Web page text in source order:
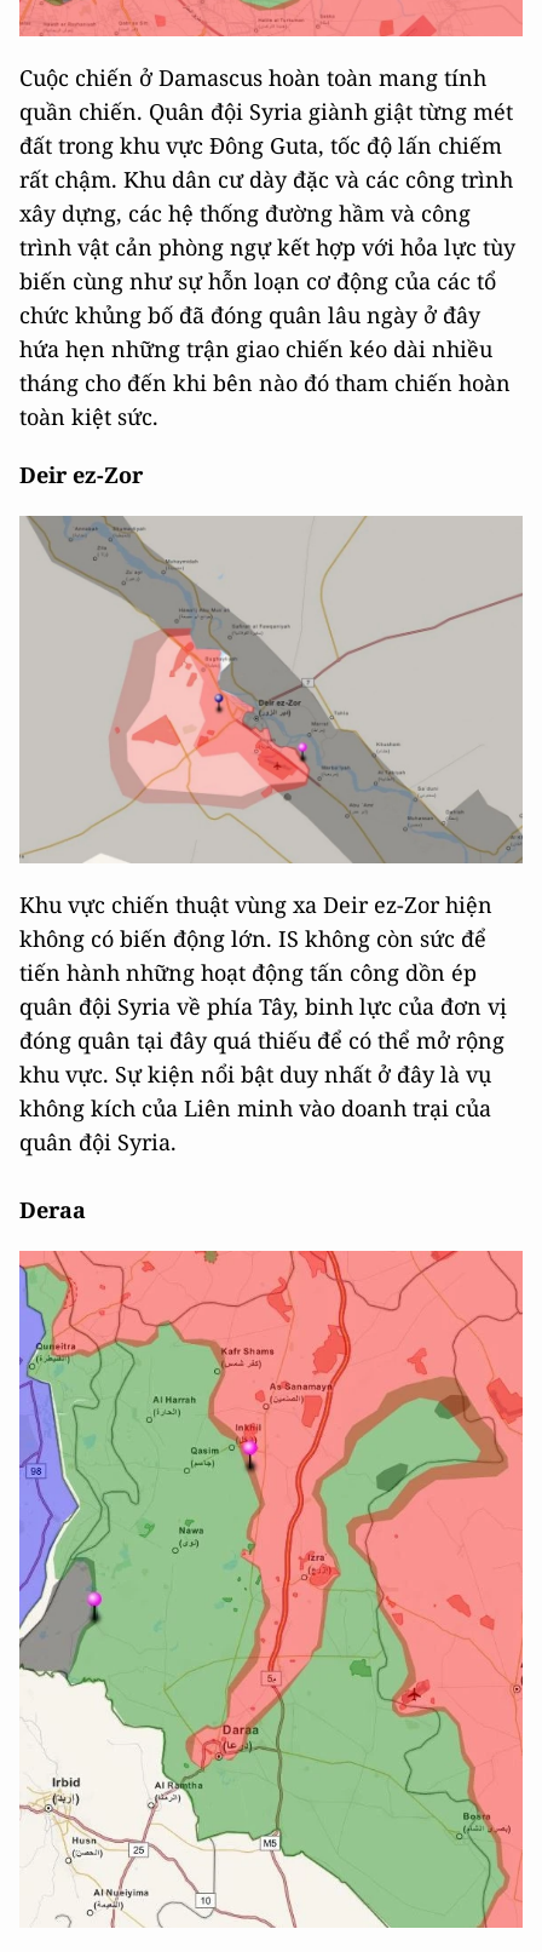
Cuộc chiến ở Damascus hoàn toàn mang tính
quần chiến. Quân đội Syria giành giật từng mét
đất trong khu vực Đông Guta, tốc độ lấn chiếm
rất chậm. Khu dân cư dày đặc và các công trình
xây dựng, các hệ thống đường hầm và công
trình vật cản phòng ngự kết hợp với hỏa lực tùy
biến cùng như sự hỗn loạn cơ động của các tổ
chức khủng bố đã đóng quân lâu ngày ở đây
hứa hẹn những trận giao chiến kéo dài nhiều
tháng cho đến khi bên nào đó tham chiến hoàn
toàn kiệt sức.
Deir ez-Zor
Khu vực chiến thuật vùng xa Deir ez-Zor hiện
không có biến động lớn. IS không còn sức để
tiến hành những hoạt động tấn công dồn ép
quân đội Syria về phía Tây, binh lực của đơn vị
đóng quân tại đây quá thiếu để có thể mở rộng
khu vực. Sự kiện nổi bật duy nhất ở đây là vụ
không kích của Liên minh vào doanh trại của
quân đội Syria.
Deraa